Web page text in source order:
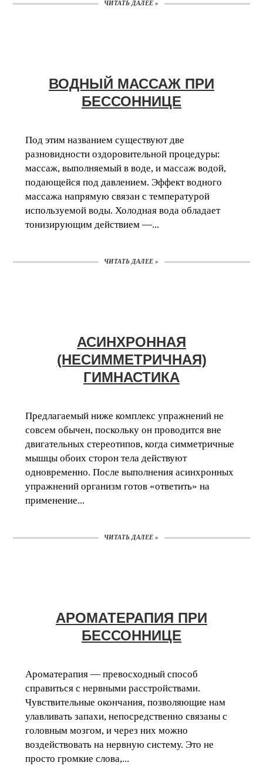
ЧИТАТЬ ДАЛЕЕ »
ВОДНЫЙ МАССАЖ ПРИ
БЕССОННИЦЕ
Под этим названием существуют две
разновидности оздоровительной процедуры:
массаж, выполняемый в воде, и массаж водой,
подающейся под давлением. Эффект водного
массажа напрямую связан с температурой
используемой воды. Холодная вода обладает
тонизирующим действием —...
ЧИТАТЬ ДАЛЕЕ »
АСИНХРОННАЯ
(НЕСИММЕТРИЧНАЯ)
ГИМНАСТИКА
Предлагаемый ниже комплекс упражнений не
совсем обычен, поскольку он проводится вне
двигательных стереотипов, когда симметричные
мышцы обоих сторон тела действуют
одновременно. После выполнения асинхронных
упражнений организм готов «ответить» на
применение...
ЧИТАТЬ ДАЛЕЕ »
АРОМАТЕРАПИЯ ПРИ
БЕССОННИЦЕ
Ароматерапия — превосходный способ
справиться с нервными расстройствами.
Чувствительные окончания, позволяющие нам
улавливать запахи, непосредственно связаны с
головным мозгом, и через них можно
воздействовать на нервную систему. Это не
просто громкие слова,...